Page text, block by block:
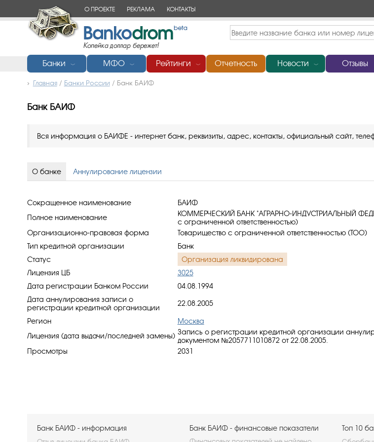
О ПРОЕКТЕ РЕКЛАМА КОНТАКТЫ
Банки ﹀ МФО ﹀ Рейтинги ﹀ Отчетность Новости ﹀ Отзывы
Главная/ Банки России / Банк БАИФ
Банк БАИФ
Вся информация о БАИФЕ - интернет банк, реквизиты, адрес, контакты, официальный сайт,
О банке Аннулирование лицензии
Сокращенное наименование
БАИФ
Полное наименование
КОММЕРЧЕСКИЙ БАНК "АГРАРНО-ИНДУСТРИАЛЬНЫЙ
с ограниченной ответственностью)
Организационно-правовая форма
Товарищество с ограниченной ответственностью (ТОО)
Тип кредитной организации
Банк
Статус
Организация ликвидирована
Лицензия ЦБ
3025
Дата регистрации Банком России
04.08.1994
Дата аннулирования записи о
регистрации кредитной организации
22.08.2005
Регион
Москва
Лицензия (дата выдачи/последней замены) Запись о регистрации кредитной организации
документом №2057711010872 от 22.08.2005.
Просмотры
2031
Банк БАИФ - информация Банк БАИФ - финансовые показатели Топ 10